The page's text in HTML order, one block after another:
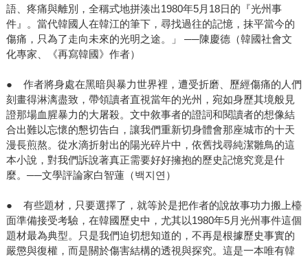
語、疼痛與離別，全稱式地拼湊出1980年5月18日的『光州事
件』。當代韓國人在韓江的筆下，尋找過往的記憶，抹平當今的
傷痛，只為了走向未來的光明之途。」 ──陳慶德（韓國社會文
化專家、《再寫韓國》作者）
● 作者將身處在黑暗與暴力世界裡，遭受折磨、歷經傷痛的人們
刻畫得淋漓盡致，帶領讀者直視當年的光州，宛如身歷其境般見
證那場血腥暴力的大屠殺。文中敘事者的證詞和閱讀者的想像結
合出難以忘懷的懇切告白，讓我們重新切身體會那座城市的十天
漫長煎熬。從水滴折射出的陽光碎片中，依舊找尋純潔雛鳥的這
本小說，對我們訴說著真正需要好好擁抱的歷史記憶究竟是什
麼。──文學評論家白智蓮（백지연）
● 有些題材，只要選擇了，就等於是把作者的說故事功力搬上檯
面準備接受考驗，在韓國歷史中，尤其以1980年5月光州事件這個
題材最為典型。只是我們迫切想知道的，不再是根據歷史事實的
嚴懲與復權，而是關於傷害結構的透視與探究。這是一本唯有韓